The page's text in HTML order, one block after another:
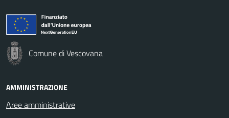
Comune di Vescovana
AMMINISTRAZIONE
Aree amministrative